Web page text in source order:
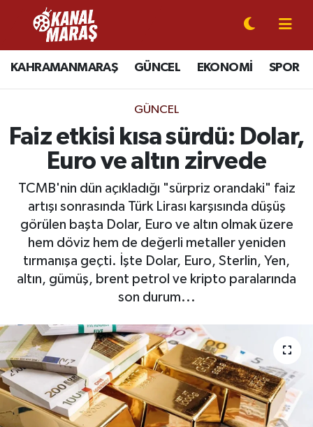
KAHRAMANMARAŞ GÜNCEL EKONOMİ SPOR
GÜNCEL
Faiz etkisi kısa sürdü: Dolar,
Euro ve altın zirvede
TCMB'nin dün açıkladığı "sürpriz orandaki" faiz
artışı sonrasında Türk Lirası karşısında düşüş
görülen başta Dolar, Euro ve altın olmak üzere
hem döviz hem de değerli metaller yeniden
tırmanışa geçti. İşte Dolar, Euro, Sterlin, Yen,
altın, gümüş, brent petrol ve kripto paralarında
son durum...
CANLI YAYIN
KAHRAMANMARAŞ
GÜNCEL
SPOR
SİYASET
EKONOMİ
GÜNDEM
SAĞLIK
EĞİTİM
BÖLGE
Kahramanmaraş Nöbetçi Eczaneler
Kahramanmaraş Hava Durumu
Kahramanmaraş Namaz Vakitleri
Kahramanmaraş Trafik Yoğunluk Haritası
Süper Lig Puan Durumu ve Fikstür
Tüm Manşetler
Son Dakika Haberleri